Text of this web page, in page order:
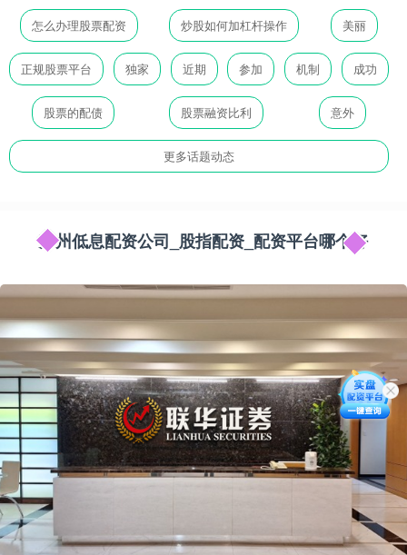
怎么办理股票配资 炒股如何加杠杆操作 美丽
正规股票平台 独家 近期 参加 机制 成功
股票的配债 股票融资比利 意外
更多话题动态
苏州低息配资公司_股指配资_配资平台哪个好